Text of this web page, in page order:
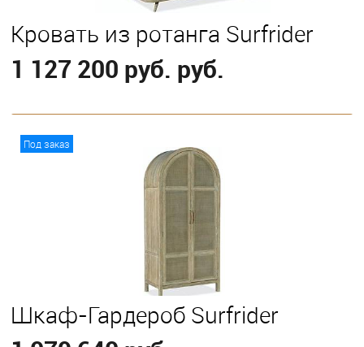
Кровать из ротанга Surfrider
1 127 200 руб. руб.
Под заказ
Шкаф-Гардероб Surfrider